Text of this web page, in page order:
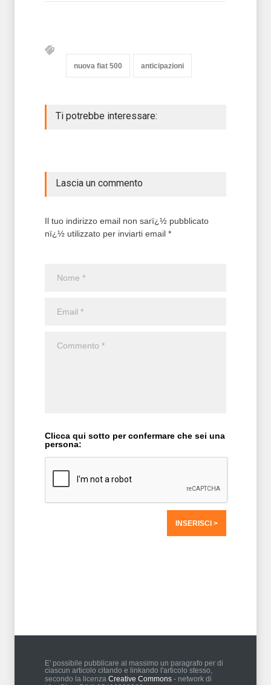
nuova fiat 500 anticipazioni
Ti potrebbe interessare:
Lascia un commento
Il tuo indirizzo email non sarï¿½ pubblicato
nï¿½ utilizzato per inviarti email *
Clicca qui sotto per confermare che sei una
persona:
E' possibile pubblicare al massimo un paragrafo per di
ciascun articolo citando e linkando l'articolo stesso,
secondo la licenza Creative Commons - network di